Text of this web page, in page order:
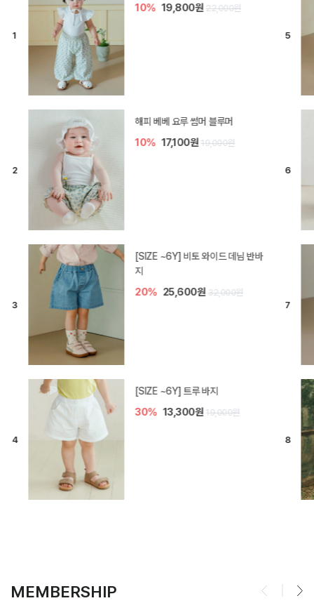
10% 21,600원 24,000원
듀이 아기 바지
10% 17,100원 19,000원
[SIZE ~6Y] 라핀 카프리 팬츠
30%
엘로디 니트 아기 바지
20% 16,000원 20,000원
MEMBERSHIP